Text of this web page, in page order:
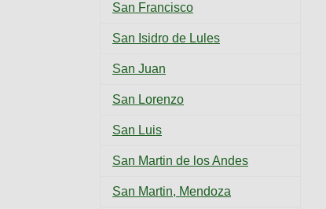
San Francisco
San Isidro de Lules
San Juan
San Lorenzo
San Luis
San Martin de los Andes
San Martin, Mendoza